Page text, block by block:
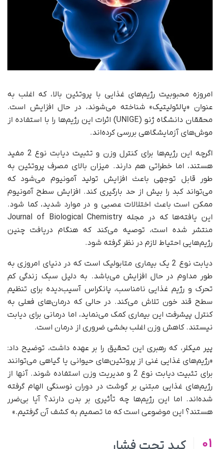
امروزه محبوبیت رژیم‌های غذایی با پروتئین بالا، که اغلب به
عنوان «پالئولیتیک» شناخته می‌شوند، در حال افزایش است.
محققان دانشگاه ژنو (UNIGE) اثرات این رژیم‌ها را با استفاده از
موش‌های آزمایشگاهی بررسی کرده‌اند.
اگرچه این رژیم‌ها برای کنترل وزن و تثبیت دیابت نوع 2 مفید
هستند، اما خطراتی هم دارند. میزان بالای مصرف پروتئین به
طور قابل‌ توجهی باعث افزایش تولید آمونیوم می‌شود که
می‌تواند کبد را بیش از حد بارگیری کند. افزایش سطح آمونیوم
ممکن است باعث اختلالات عصبی و در موارد شدید، کما شود.
این یافته‌ها که در مجله Journal of Biological Chemistry
منتشر شده است، توصیه می‌کند که هنگام دریافت چنین
رژیم‌هایی احتیاط لازم در نظر گرفته شود.
دیابت نوع 2 یک بیماری متابولیک است که در دنیای امروزی به
طور مداوم در حال افزایش می‌باشد. به دلیل سبک زندگی کم
تحرک و رژیم غذایی نامناسب، پانکراس آسیب‌دیده برای تنظیم
سطح قند خون تلاش می‌کند. در حالی که درمان‌های فعلی به
کنترل پیشرفت این بیماری کمک می‌نماید، اما درمانی برای دیابت
نیستند. کاهش وزن اغلب بخشی ضروری از درمان است.
پیر میکلر، که رهبری این تحقیق را بر عهده داشت، توضیح داد:
«رژیم‌های غذایی غنی از پروتئین‌های حیوانی یا گیاهی می‌توانند
برای تثبیت دیابت نوع 2 و مدیریت وزن استفاده شوند. آنها از
رژیم‌های غذایی مبتنی بر گوشت در دوران نوسنگی‌ الهام گرفته
شده‌اند. اما این رژیم‌ها چه تأثیری بر بدن دارند؟ آیا بی‌ضرر
هستند؟ این موضوعی است که ما تصمیم به کشف آن گرفتیم.»
01 کبد تحت فشار